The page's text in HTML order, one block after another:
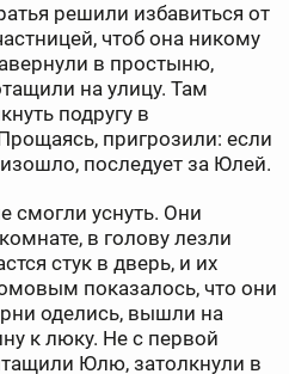
решили избавиться от
чтоб она никому
в простыню,
на улицу. Там
подругу в
пригрозили: если
последует за Юлей.
смогли уснуть. Они
в голову лезли
стук в дверь, и их
показалось, что они
оделись, вышли на
к люку. Не с первой
Юлю, затолкнули в